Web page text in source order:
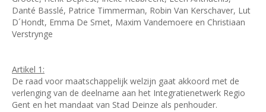
Danté Basslé, Patrice Timmerman, Robin Van Kerschaver, Lut
D´Hondt, Emma De Smet, Maxim Vandemoere en Christiaan
Verstrynge
Artikel 1:
De raad voor maatschappelijk welzijn gaat akkoord met de
verlenging van de deelname aan het Integratienetwerk Regio
Gent en het mandaat van Stad Deinze als penhouder.